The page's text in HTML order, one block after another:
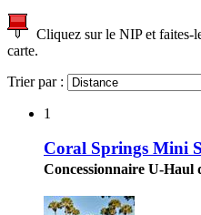
Cliquez sur le NIP et faites-
carte.
Trier par :
1
Coral Springs Mini
Concessionnaire U-Haul